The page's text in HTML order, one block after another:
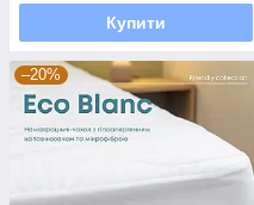
Купити
–20%